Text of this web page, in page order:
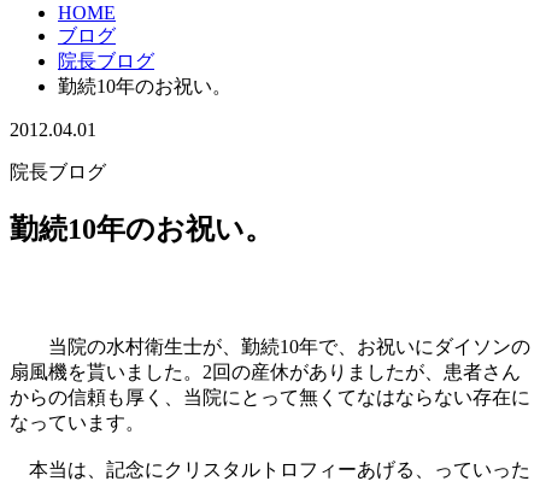
HOME
ブログ
院長ブログ
勤続10年のお祝い。
2012.04.01
院長ブログ
勤続10年のお祝い。
当院の水村衛生士が、勤続10年で、お祝いにダイソンの
扇風機を貰いました。2回の産休がありましたが、患者さん
からの信頼も厚く、当院にとって無くてなはならない存在に
なっています。
本当は、記念にクリスタルトロフィーあげる、っていった